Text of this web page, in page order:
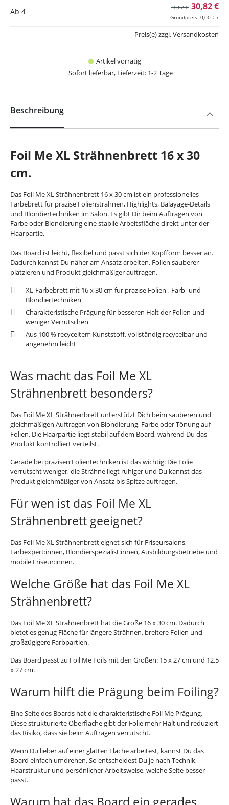
Ab 4 30,82 €
38,62 €
Grundpreis: 0,00 € /
Artikel vorrätig
Sofort lieferbar, Lieferzeit: 1-2 Tage
Preis(e) zzgl. Versandkosten
Beschreibung
Foil Me XL Strähnenbrett 16 x 30
cm.
Das Foil Me XL Strähnenbrett 16 x 30 cm ist ein professionelles
Färbebrett für präzise Foliensträhnen, Highlights, Balayage-Details
und Blondiertechniken im Salon. Es gibt Dir beim Auftragen von
Farbe oder Blondierung eine stabile Arbeitsfläche direkt unter der
Haarpartie.
Das Board ist leicht, flexibel und passt sich der Kopfform besser an.
Dadurch kannst Du näher am Ansatz arbeiten, Folien sauberer
platzieren und Produkt gleichmäßiger auftragen.
XL-Färbebrett mit 16 x 30 cm für präzise Folien-, Farb- und
Blondiertechniken
Charakteristische Prägung für besseren Halt der Folien und
weniger Verrutschen
Aus 100 % recyceltem Kunststoff, vollständig recycelbar und
angenehm leicht
Was macht das Foil Me XL
Strähnenbrett besonders?
Das Foil Me XL Strähnenbrett unterstützt Dich beim sauberen und
gleichmäßigen Auftragen von Blondierung, Farbe oder Tönung auf
Folien. Die Haarpartie liegt stabil auf dem Board, während Du das
Produkt kontrolliert verteilst.
Gerade bei präzisen Folientechniken ist das wichtig: Die Folie
verrutscht weniger, die Strähne liegt ruhiger und Du kannst das
Produkt gleichmäßiger von Ansatz bis Spitze auftragen.
Für wen ist das Foil Me XL
Strähnenbrett geeignet?
Das Foil Me XL Strähnenbrett eignet sich für Friseursalons,
Farbexpert:innen, Blondierspezialist:innen, Ausbildungsbetriebe und
mobile Friseur:innen.
Welche Größe hat das Foil Me XL
Strähnenbrett?
Das Foil Me XL Strähnenbrett hat die Größe 16 x 30 cm. Dadurch
bietet es genug Fläche für längere Strähnen, breitere Folien und
großzügigere Farbpartien.
Das Board passt zu Foil Me Foils mit den Größen: 15 x 27 cm und 12,5
x 27 cm.
Warum hilft die Prägung beim Foiling?
Eine Seite des Boards hat die charakteristische Foil Me Prägung.
Diese strukturierte Oberfläche gibt der Folie mehr Halt und reduziert
das Risiko, dass sie beim Auftragen verrutscht.
Wenn Du lieber auf einer glatten Fläche arbeitest, kannst Du das
Board einfach umdrehen. So entscheidest Du je nach Technik,
Haarstruktur und persönlicher Arbeitsweise, welche Seite besser
passt.